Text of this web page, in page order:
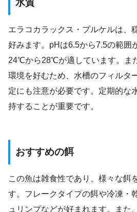
水質
エラコカラックス・プルケルは、
好みます。pHは6.5から7.5の範囲
24℃から28℃が適しています。ま
環境を好むため、水槽のフィルタ
定にも注意が必要です。定期的な
持することが重要です。
おすすめの餌
この魚は雑食性であり、様々な餌
す。フレークタイプの餌や冷凍・
ュリンプなどが好まれます。また